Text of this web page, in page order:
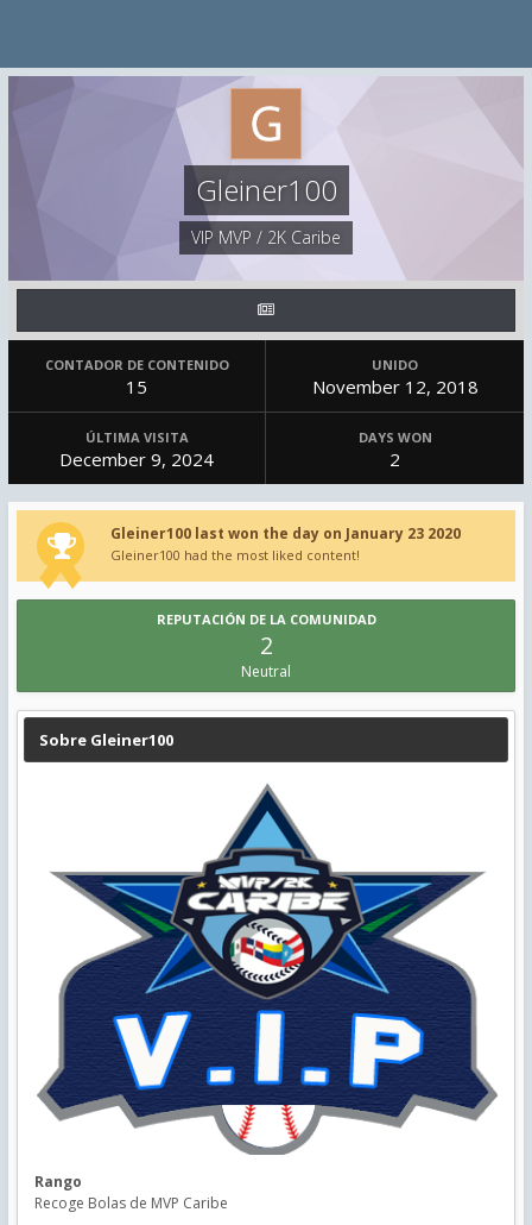
Gleiner100
VIP MVP / 2K Caribe
CONTADOR DE CONTENIDO
15
UNIDO
November 12, 2018
ÚLTIMA VISITA
December 9, 2024
DAYS WON
2
Gleiner100 last won the day on January 23 2020
Gleiner100 had the most liked content!
REPUTACIÓN DE LA COMUNIDAD
2
Neutral
Sobre Gleiner100
Rango
Recoge Bolas de MVP Caribe